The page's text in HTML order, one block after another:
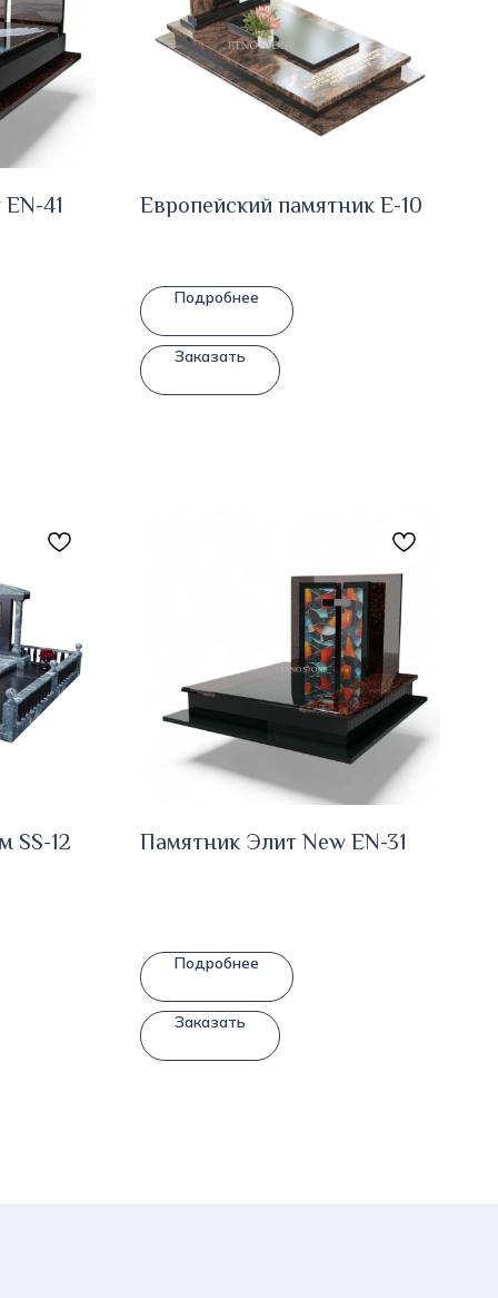
41 Европейский памятник E-10
Подробнее
Заказать
SS-12 Памятник Элит New EN-31
Подробнее
Заказать